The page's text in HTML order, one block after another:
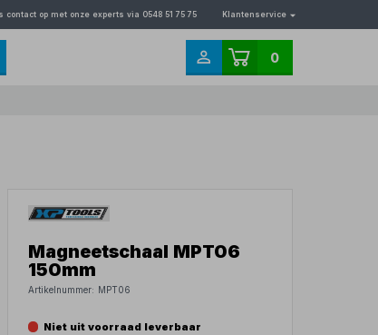
op met onze experts via 0548 51 75 75 Klantenservice
0
Magneetschaal MPT06
150mm
Artikelnummer: MPT06
Niet uit voorraad leverbaar